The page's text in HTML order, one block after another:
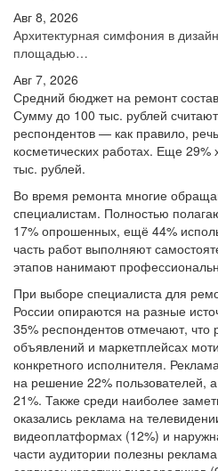
Авг 8, 2026
Архитектурная симфония в
площадью…
Авг 7, 2026
Средний бюджет на ремонт
Сумму до 100 тыс. рублей
респондентов — как правило,
косметических работах. Еще 29%
тыс. рублей.
Во время ремонта многие
специалистам. Полностью
17% опрошенных, ещё 44%
часть работ выполняют
этапов нанимают
При выборе специалиста для
России опираются на разные
35% респондентов отмечают, что
объявлений и маркетплейсах
конкретного исполнителя.
на решение 22% пользователей,
21%. Также среди наиболее
оказались реклама на
видеоплатформах (12%) и
части аудитории полезны